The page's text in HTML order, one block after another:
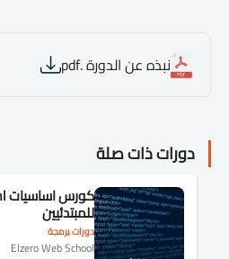
نبذه عن الدورة .pdf
دورات ذات صلة
دورات برمجة
للمبتدئيين
Elzero Web School